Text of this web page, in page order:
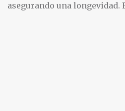
asegurando una longevidad.